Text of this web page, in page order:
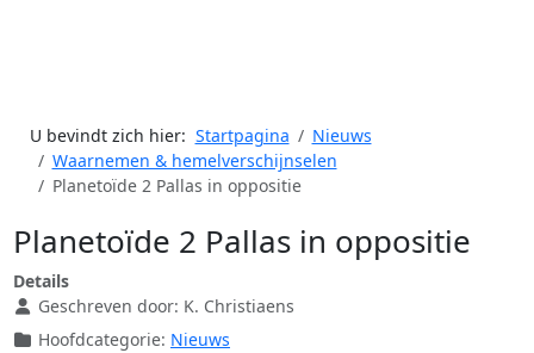
U bevindt zich hier: Startpagina
Nieuws
Waarnemen & hemelverschijnselen
Planetoïde 2 Pallas in oppositie
Planetoïde 2 Pallas in oppositie
Details
Geschreven door: K. Christiaens
Hoofdcategorie: Nieuws